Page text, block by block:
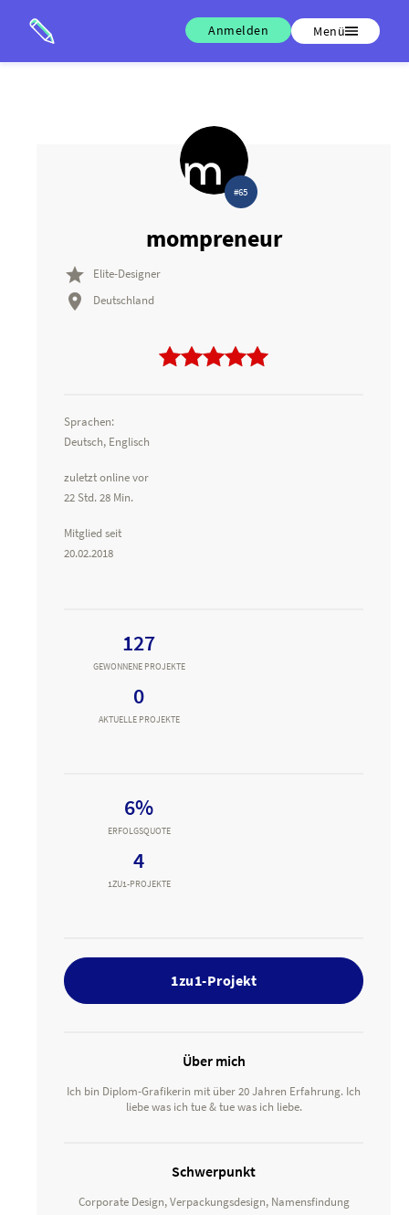
Anmelden Menü
#65
mompreneur
 Elite-Designer
 Deutschland
Sprachen:
Deutsch, Englisch
zuletzt online vor
22 Std. 28 Min.
Mitglied seit
20.02.2018
127
GEWONNENE PROJEKTE
0
AKTUELLE PROJEKTE
6%
ERFOLGSQUOTE
4
1ZU1-PROJEKTE
1zu1-Projekt
Über mich
Ich bin Diplom-Grafikerin mit über 20 Jahren Erfahrung. Ich
liebe was ich tue & tue was ich liebe.
Schwerpunkt
Corporate Design, Verpackungsdesign, Namensfindung